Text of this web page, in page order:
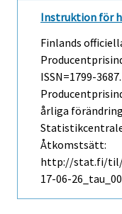
Instruktion för
Finlands
ISSN=1799-3687.
årliga
Åtkomstsätt:
http://stat.fi/til/
17-06-